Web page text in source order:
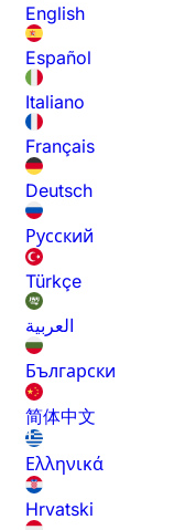
English
Español
Italiano
Français
Deutsch
Русский
Türkçe
العربية
Български
简体中文
Ελληνικά
Hrvatski